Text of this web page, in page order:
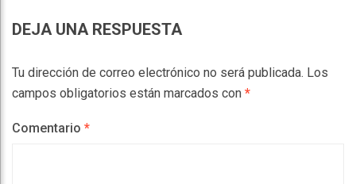
DEJA UNA RESPUESTA
Tu dirección de correo electrónico no será publicada. Los
campos obligatorios están marcados con *
Comentario *